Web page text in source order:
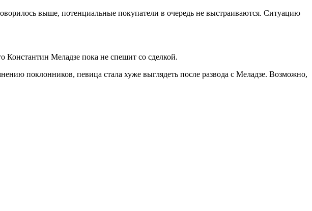
выше, потенциальные покупатели в очередь не выстраиваются. Ситуацию
Меладзе пока не спешит со сделкой.
поклонников, певица стала хуже выглядеть после развода с Меладзе. Возможно,